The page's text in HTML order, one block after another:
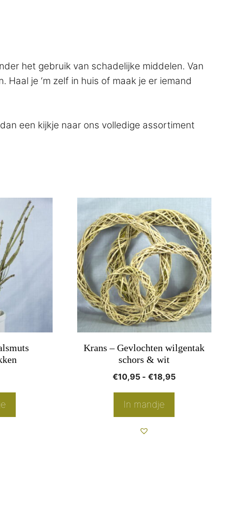
het gebruik van schadelijke middelen. Van
je ‘m zelf in huis of maak je er iemand
een kijkje naar ons volledige assortiment
Krans – Gevlochten wilgentak
schors & wit
€10,95 - €18,95Prijsklasse:
In mandje
Dit
product
heeft
meerdere
variaties.
Deze
optie
kan
gekozen
op
productpagina